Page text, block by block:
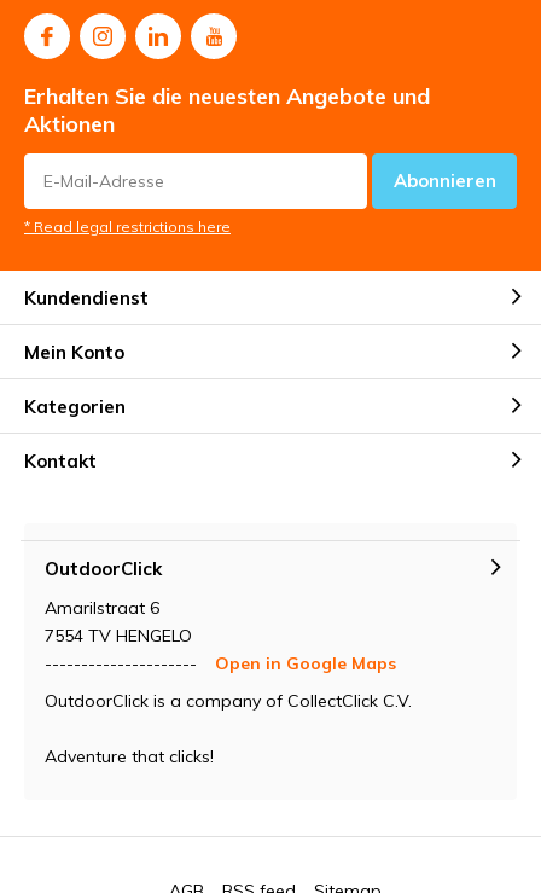
Erhalten Sie die neuesten Angebote und
Aktionen
Abonnieren
* Read legal restrictions here
Kundendienst
Mein Konto
Kategorien
Kontakt
OutdoorClick
Amarilstraat 6
7554 TV HENGELO
---------------------
Open in Google Maps
OutdoorClick is a company of CollectClick C.V.
Adventure that clicks!